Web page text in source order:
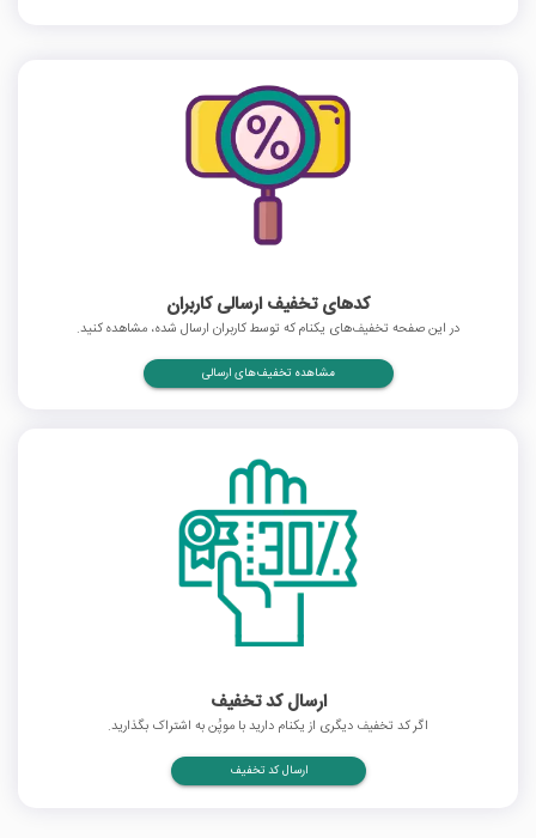
کدهای تخفیف ارسالی کاربران
در این صفحه تخفیف‌های یکنام که توسط کاربران ارسال شده، مشاهده کنید.
مشاهده تخفیف‌های ارسالی
ارسال کد تخفیف
اگر کد تخفیف دیگری از یکنام دارید با موپُن به اشتراک بگذارید.
ارسال کد تخفیف